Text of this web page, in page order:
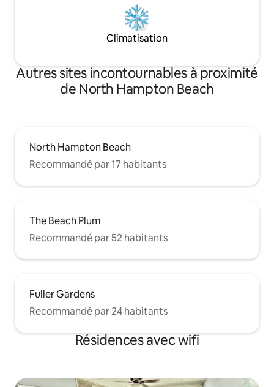
Climatisation
Autres sites incontournables à proximité
de North Hampton Beach
North Hampton Beach
Recommandé par 17 habitants
The Beach Plum
Recommandé par 52 habitants
Fuller Gardens
Recommandé par 24 habitants
Résidences avec wifi